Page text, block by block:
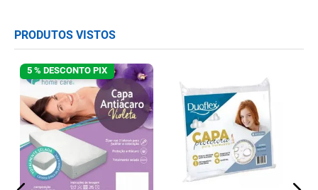
PRODUTOS VISTOS
5 % DESCONTO PIX